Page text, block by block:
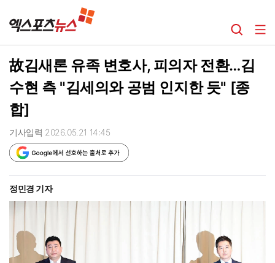
故김새론 유족 변호사, 피의자 전환…김
수현 측 "김세의와 공범 인지한 듯" [종
합]
기사입력 2026.05.21 14:45
정민경 기자